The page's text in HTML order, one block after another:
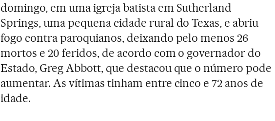
domingo, em uma igreja batista em Sutherland
Springs, uma pequena cidade rural do Texas, e abriu
fogo contra paroquianos, deixando pelo menos 26
mortos e 20 feridos, de acordo com o governador do
Estado, Greg Abbott, que destacou que o número pode
aumentar. As vítimas tinham entre cinco e 72 anos de
idade.